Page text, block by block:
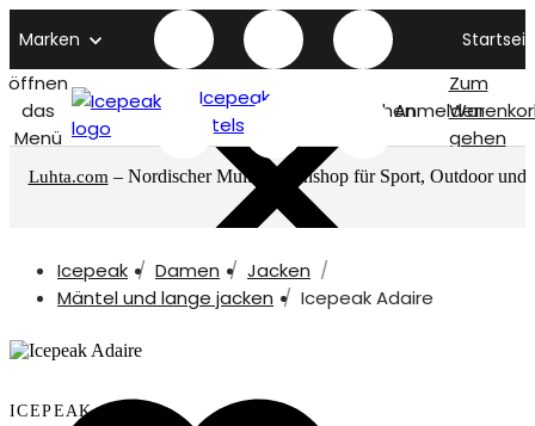
Marken
öffnen
das
Menü
Icepeak
titelseite
SuchenAnmelden
Zum
gehen
Luhta.com – Nordischer Multimarkenshop für Sport, Outdoor und
Icepeak Damen
Jacken
Mäntel und lange jacken
Icepeak Adaire
ICEPEAK